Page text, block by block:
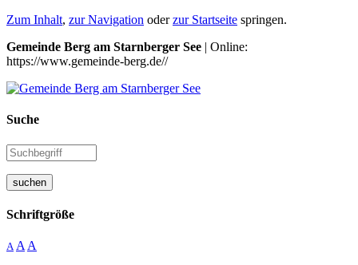
Zum Inhalt, zur Navigation oderzur Startseite springen.
Gemeinde Berg am Starnberger See | Online:
https://www.gemeinde-berg.de//
Suche
suchen
Schriftgröße
A A A